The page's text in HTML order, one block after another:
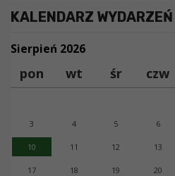
KALENDARZ WYDARZEŃ
Sierpień 2026
pon wt śr czw
3 4 5 6
10 11 12 13
17 18 19 20